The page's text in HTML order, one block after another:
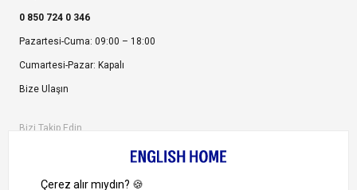
0 850 724 0 346
Pazartesi-Cuma: 09:00 – 18:00
Cumartesi-Pazar: Kapalı
Bize Ulaşın
Bizi Takip Edin